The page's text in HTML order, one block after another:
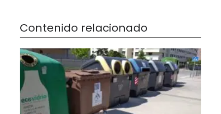
Contenido relacionado